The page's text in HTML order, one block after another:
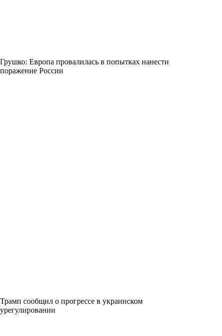
Грушко: Европа провалилась в попытках нанести
поражение России
Трамп сообщил о прогрессе в украинском
урегулировании